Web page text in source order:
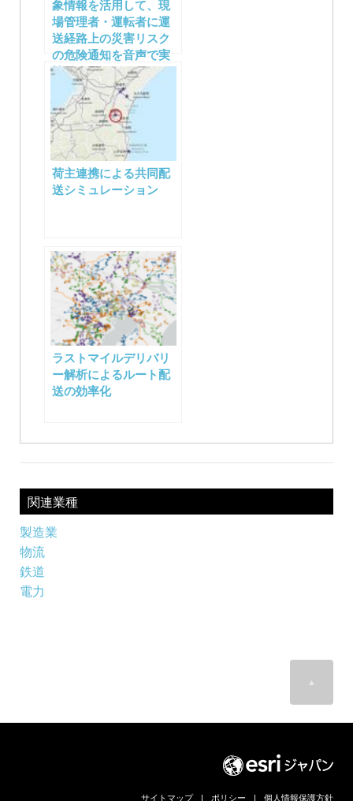
象情報を活用して、現
場管理者・運転者に運
送経路上の災害リスク
の危険通知を音声で実
施
荷主連携による共同配
送シミュレーション
ラストマイルデリバリ
ー解析によるルート配
送の効率化
関連業種
製造業
物流
鉄道
電力
▲
サイトマップ | ポリシー | 個人情報保護方針